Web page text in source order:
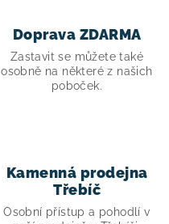
Doprava ZDARMA
Zastavit se můžete také
osobně na některé z našich
poboček.
Kamenná prodejna
Třebíč
Osobní přístup a pohodlí v